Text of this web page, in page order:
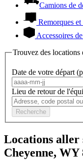
Camions de
Remorques
Accessoires
Trouvez des locations
Date de votre départ
Lieu de retour de
Recherche
Locations aller
Cheyenne, WY